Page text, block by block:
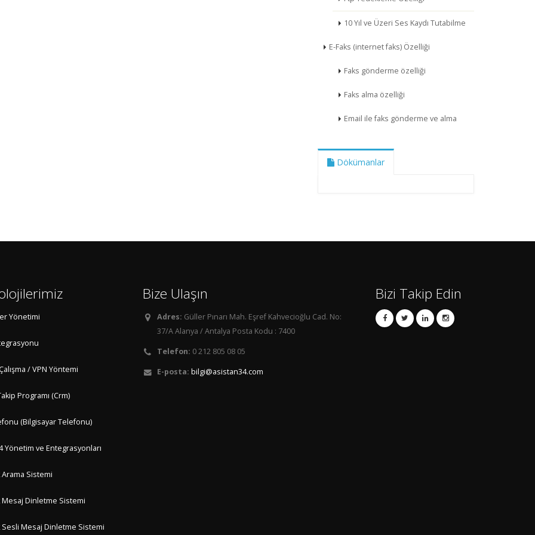
10 Yıl ve Üzeri Ses Kaydı Tutabilme
E-Faks (internet faks) Özelliği
Faks gönderme özelliği
Faks alma özelliği
Email ile faks gönderme ve alma
Dökümanlar
Yönetimi
/ VPN Yöntemi
Programı (Crm)
(Bilgisayar Telefonu)
Yönetim ve Entegrasyonları
Sistemi
Mesaj Dinletme Sistemi
Sesli Mesaj Dinletme Sistemi
Bize Ulaşın
Adres: Güller Pınarı Mah. Eşref Kahvecioğlu Cad. No:
37/A Alanya / Antalya Posta Kodu : 7400
Telefon: 0 212 805 08 05
E-posta: bilgi@asistan34.com
Bizi Takip Edin